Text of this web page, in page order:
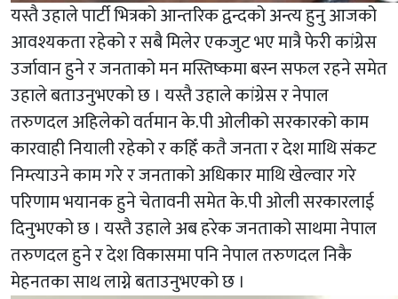
यस्तै उहाले पार्टी भित्रको आन्तरिक द्वन्दको अन्त्य हुनु आजको
आवश्यकता रहेको र सबै मिलेर एकजुट भए मात्रै फेरी कांग्रेस
उर्जावान हुने र जनताको मन मस्तिष्कमा बस्न सफल रहने समेत
उहाले बताउनुभएको छ । यस्तै उहाले कांग्रेस र नेपाल
तरुणदल अहिलेको वर्तमान के.पी ओलीको सरकारको काम
कारवाही नियाली रहेको र कहिँ कतै जनता र देश माथि संकट
निम्त्याउने काम गरे र जनताको अधिकार माथि खेल्वार गरे
परिणाम भयानक हुने चेतावनी समेत के.पी ओली सरकारलाई
दिनुभएको छ । यस्तै उहाले अब हरेक जनताको साथमा नेपाल
तरुणदल हुने र देश विकासमा पनि नेपाल तरुणदल निकै
मेहनतका साथ लाग्ने बताउनुभएको छ ।